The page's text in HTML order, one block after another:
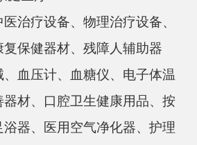
治疗设备、物理治疗设备、
保健器材、残障人辅助器
血压计、血糖仪、电子体温
材、口腔卫生健康用品、按
器、医用空气净化器、护理